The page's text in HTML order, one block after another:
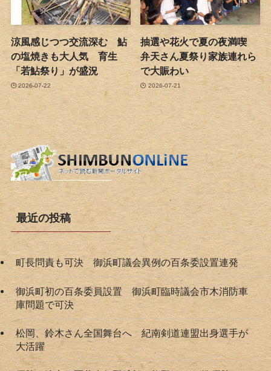
涼風感じつつ交流深む 鮎
の塩焼きも大人気 育生
「若鮎祭り」が盛況
2026-07-22
抽選や花火で夏の夜満喫
弁天さん夏祭り家族連れら
で大賑わい
2026-07-21
最近の投稿
町長問責も可決 御浜町議会異例の百条委設置連発
御浜町初の百条委員設置 御浜町臨時議会市木消防車
庫問題で可決
松岡、鈴木さん全国舞台へ 紀南剣道連盟出身選手が
大活躍